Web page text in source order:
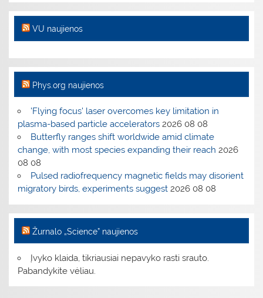
VU naujienos
Phys.org naujienos
'Flying focus' laser overcomes key limitation in
plasma-based particle accelerators 2026 08 08
Butterfly ranges shift worldwide amid climate
change, with most species expanding their reach 2026
08 08
Pulsed radiofrequency magnetic fields may disorient
migratory birds, experiments suggest 2026 08 08
Žurnalo „Science” naujienos
Įvyko klaida, tikriausiai nepavyko rasti srauto.
Pabandykite vėliau.